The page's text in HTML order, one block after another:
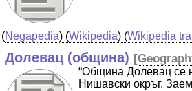
(Negapedia) (Wikipedia) (Wikipedia
Долевац (община) [
“Община Долевац се
Нишавски окръг.